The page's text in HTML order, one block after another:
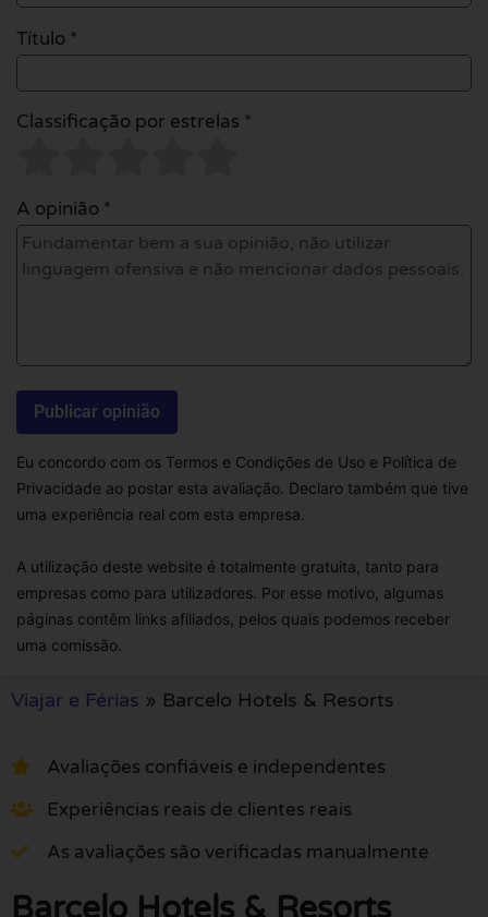
Título *
Classificação por estrelas *
A opinião *
Eu concordo com os Termos e Condições de Uso e Política de
Privacidade ao postar esta avaliação. Declaro também que tive
uma experiência real com esta empresa.
A utilização deste website é totalmente gratuita, tanto para
empresas como para utilizadores. Por esse motivo, algumas
páginas contêm links afiliados, pelos quais podemos receber
uma comissão.
Viajar e Férias » Barcelo Hotels & Resorts
Avaliações confiáveis e independentes
Experiências reais de clientes reais
As avaliações são verificadas manualmente
Barcelo Hotels & Resorts